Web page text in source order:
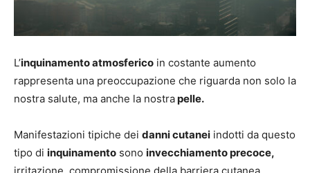
L’inquinamento atmosferico in costante aumento
rappresenta una preoccupazione che riguarda non solo la
nostra salute, ma anche la nostrapelle.
Manifestazioni tipiche dei danni cutanei indotti da questo
tipo di inquinamento sono invecchiamento precoce,